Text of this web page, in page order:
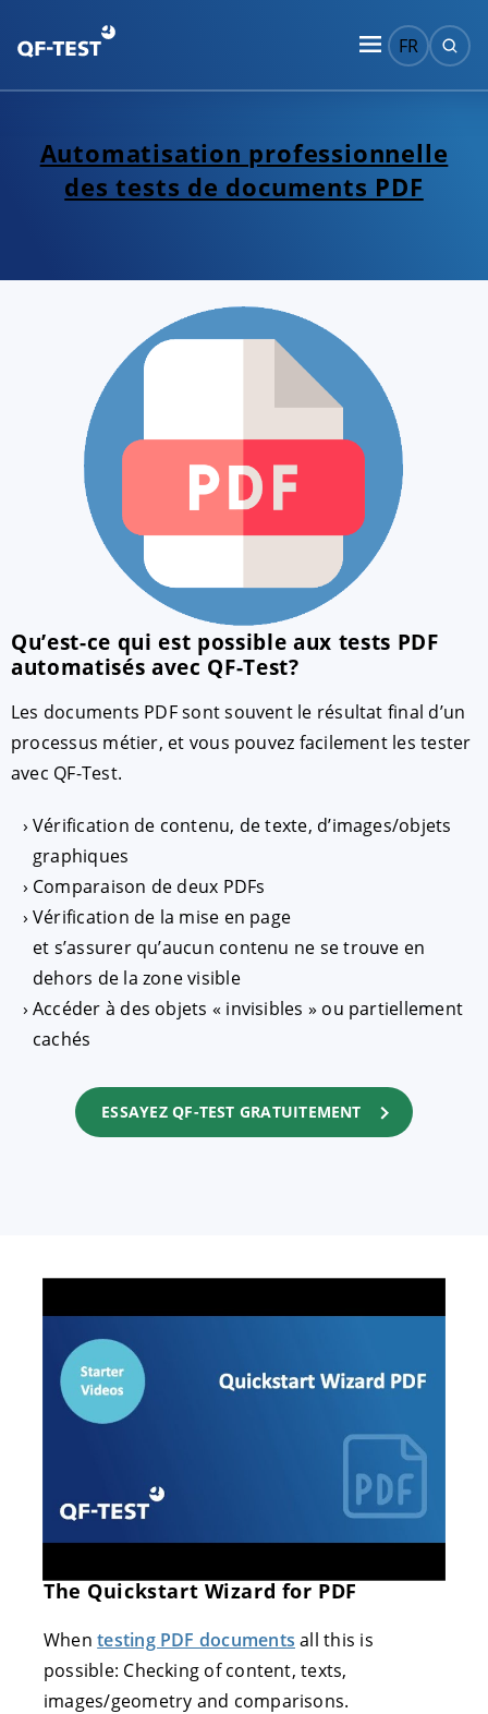
FR
Automatisation professionnelle
des tests de documents PDF
Qu’est-ce qui est possible aux tests PDF
automatisés avec QF-Test?
Les documents PDF sont souvent le résultat final d’un
processus métier, et vous pouvez facilement les tester
avec QF-Test.
Vérification de contenu, de texte, d’images/objets
graphiques
Comparaison de deux PDFs
Vérification de la mise en page
et s’assurer qu’aucun contenu ne se trouve en
dehors de la zone visible
Accéder à des objets « invisibles » ou partiellement
cachés
ESSAYEZ QF-TEST GRATUITEMENT
The Quickstart Wizard for PDF
Whentesting PDF documents all this is
possible: Checking of content, texts,
images/geometry and comparisons.
ACCEPTER PARAMETRER REFUSER
Mentions légales|Protection des données